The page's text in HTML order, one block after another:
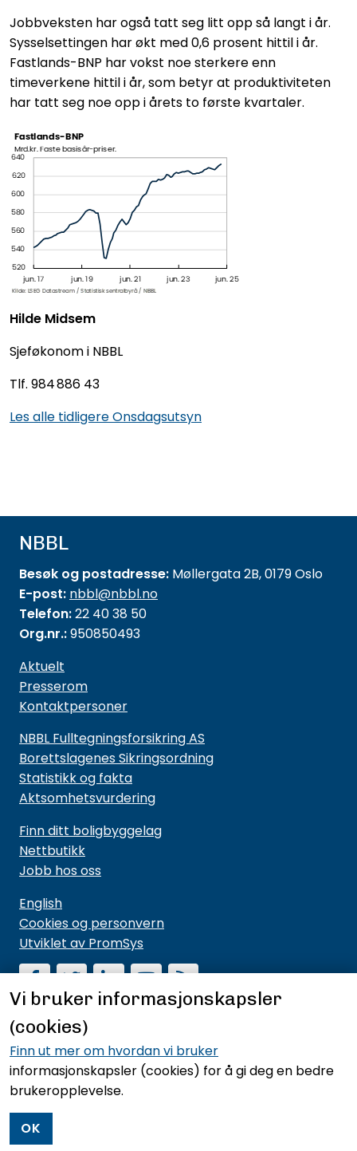
Jobbveksten har også tatt seg litt opp så langt i år.
Sysselsettingen har økt med 0,6 prosent hittil i år.
Fastlands-BNP har vokst noe sterkere enn
timeverkene hittil i år, som betyr at produktiviteten
har tatt seg noe opp i årets to første kvartaler.
Hilde Midsem
Sjeføkonom i NBBL
Tlf. 984 886 43
Les alle tidligere Onsdagsutsyn
NBBL
Besøk og postadresse: Møllergata 2B, 0179 Oslo
E-post: nbbl@nbbl.no
Telefon:22 40 38 50
Org.nr.:950850493
Aktuelt
Presserom
Kontaktpersoner
NBBL Fulltegningsforsikring AS
Borettslagenes Sikringsordning
Statistikk og fakta
Aktsomhetsvurdering
Finn ditt boligbyggelag
Nettbutikk
Jobb hos oss
English
Cookies og personvern
Utviklet av PromSys
Motta nyhetsbrev fra NBBL
Hold deg oppdatert på hva vi driver med og hva vi
mener noe om.
Meld deg på nyhetsbrevet
Vi bruker informasjonskapsler
(cookies)
Finn ut mer om hvordan vi bruker
informasjonskapsler (cookies) for å gi deg en bedre
brukeropplevelse.
OK